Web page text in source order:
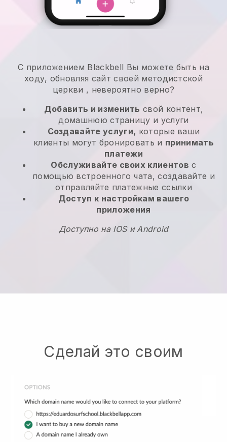
С приложением Blackbell Вы можете быть на
ходу, обновляя сайт своей методистской
церкви , невероятно верно?
Добавить и изменить свой контент,
домашнюю страницу и услуги
Создавайте услуги, которые ваши
клиенты могут бронировать и принимать
платежи
Обслуживайте своих клиентов с
помощью встроенного чата, создавайте и
отправляйте платежные ссылки
Доступ к настройкам вашего
приложения
Доступно на IOS и Android
Сделай это своим